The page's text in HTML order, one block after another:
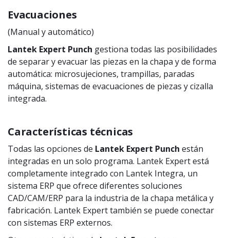
Evacuaciones
(Manual y automático)
Lantek Expert Punch gestiona todas las posibilidades
de separar y evacuar las piezas en la chapa y de forma
automática: microsujeciones, trampillas, paradas
máquina, sistemas de evacuaciones de piezas y cizalla
integrada.
Características técnicas
Todas las opciones de Lantek Expert Punch están
integradas en un solo programa. Lantek Expert está
completamente integrado con Lantek Integra, un
sistema ERP que ofrece diferentes soluciones
CAD/CAM/ERP para la industria de la chapa metálica y
fabricación. Lantek Expert también se puede conectar
con sistemas ERP externos.